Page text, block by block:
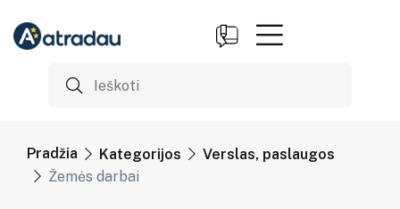
Pradžia Kategorijos
Verslas, paslaugos
Žemės darbai